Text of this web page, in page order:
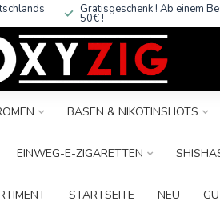
Gratisgeschenk ! Ab einem
50€ !
BASEN & NIKOTINSHOTS
EINWEG-E-ZIGARETTEN
STARTSEITE NEU